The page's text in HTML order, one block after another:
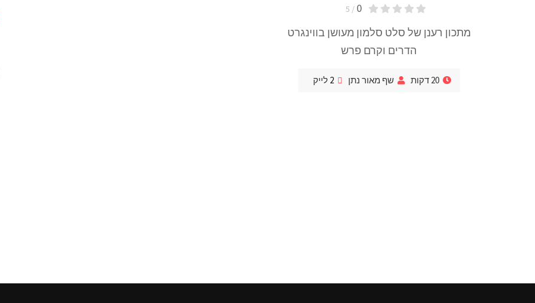
0
/ 5
מתכון רענן של סלט סלמון מעושן בווינגרט
הדרים וקרם פרש
20 דקות שף מאור נתן 2 לייק